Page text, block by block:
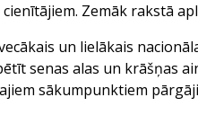
Zemāk rakstā
un lielākais
senas alas un krāšņas
sākumpunktiem